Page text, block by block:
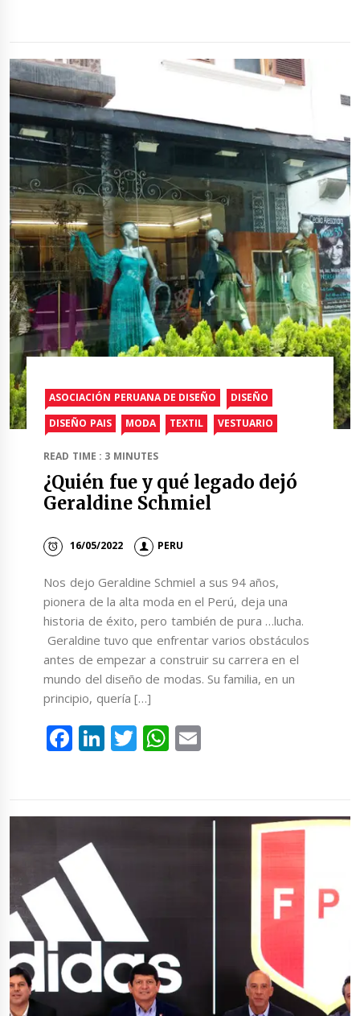
ASOCIACIÓN PERUANA DE DISEÑO
DISEÑO
DISEÑO PAIS
MODA TEXTIL VESTUARIO
READ TIME : 3 MINUTES
¿Quién fue y qué legado dejó
Geraldine Schmiel
16/05/2022 PERU
Nos dejo Geraldine Schmiel a sus 94 años,
pionera de la alta moda en el Perú, deja una
historia de éxito, pero también de pura …lucha.
Geraldine tuvo que enfrentar varios obstáculos
antes de empezar a construir su carrera en el
mundo del diseño de modas. Su familia, en un
principio, quería […]
Facebook
LinkedIn
TwitterWhatsApp